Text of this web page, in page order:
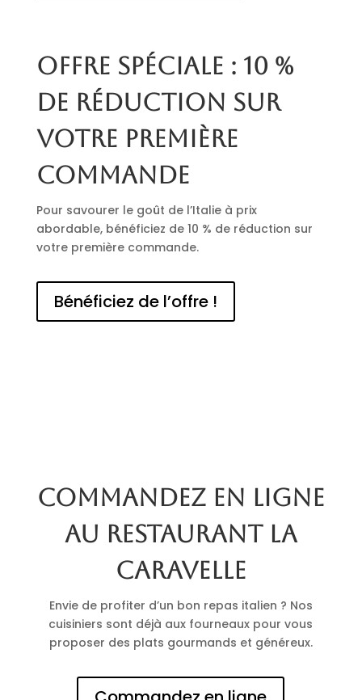
Offre spéciale : 10 %
de réduction sur
votre première
commande
Pour savourer le goût de l’Italie à prix
abordable, bénéficiez de 10 % de réduction sur
votre première commande.
Bénéficiez de l’offre !
Commandez en ligne
au restaurant La
Caravelle
Envie de profiter d’un bon repas italien ? Nos
cuisiniers sont déjà aux fourneaux pour vous
proposer des plats gourmands et généreux.